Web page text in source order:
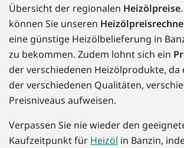
Übersicht der regionalen Heizölpreise
können Sie unseren
eine günstige Heizölbelieferung in
zu bekommen. Zudem lohnt sich ein
der verschiedenen Heizölprodukte, da
der verschiedenen Qualitäten,
Preisniveaus aufweisen.
Verpassen Sie nie wieder den
Kaufzeitpunkt für Heizöl in Banzin,